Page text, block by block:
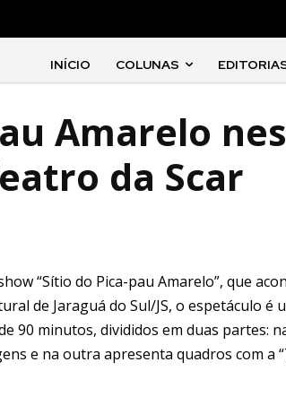
INÍCIO COLUNAS
Amarelo
da Scar
“Sítio do Pica-pau Amarelo”, que
de Jaraguá do Sul/JS, o espetáculo é
90 minutos, divididos em duas partes:
e na outra apresenta quadros com a